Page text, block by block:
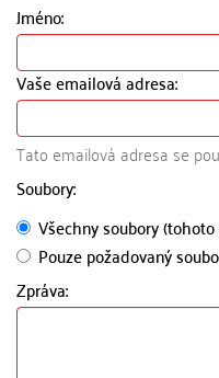
Jméno:
Vaše emailová adresa:
Tato emailová adresa se
Soubory:
Všechny soubory
Pouze požadovaný
Zpráva: